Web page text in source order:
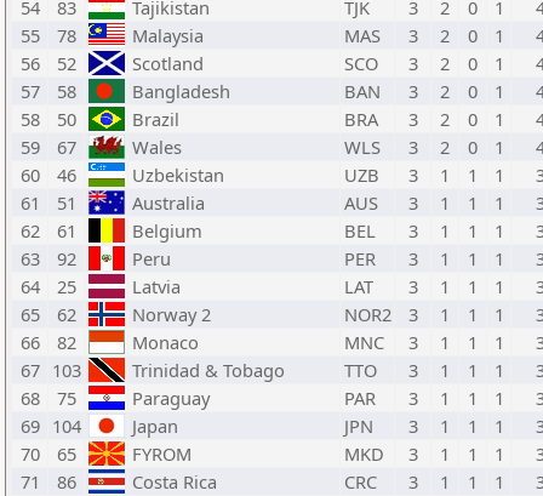
54
83 Tajikistan TJK 3 2 0 1
55
78 Malaysia MAS 3 2 0 1
56
52 Scotland SCO 3 2 0 1
57
58 Bangladesh BAN 3 2 0 1
58
50 Brazil BRA 3 2 0 1
59
67 Wales WLS 3 2 0 1
60
46 Uzbekistan UZB 3 1 1 1
61
51 Australia AUS 3 1 1 1
62
61 Belgium BEL 3 1 1 1
63
92 Peru PER 3 1 1 1
64
25 Latvia LAT 3 1 1 1
65
62 Norway 2 NOR2 3 1 1 1
66
82 Monaco MNC 3 1 1 1
67 103 Trinidad & Tobago TTO 3 1 1 1
68
75 Paraguay PAR 3 1 1 1
69 104 Japan JPN 3 1 1 1
70
65 FYROM MKD 3 1 1 1
71
86 Costa Rica CRC 3 1 1 1